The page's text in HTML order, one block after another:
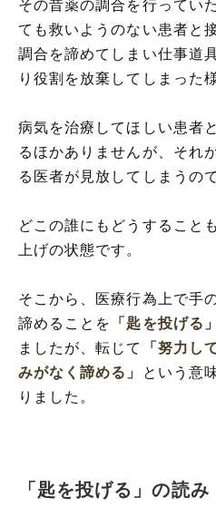
その昔薬の調合を行ってい
ても救いようのない患者と
調合を諦めてしまい仕事道
り役割を放棄してしまった
病気を治療してほしい患者
るほかありませんが、それ
る医者が見放してしまうので
どこの誰にもどうすること
上げの状態です。
そこから、医療行為上で手
諦めることを
「匙を投げる」
ましたが、転じて
「努力し
みがなく諦める」
という意
りました。
「匙を投げる」の読み